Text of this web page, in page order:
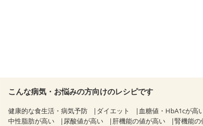
こんな病気・お悩みの方向けのレシピです
健康的な食生活・病気予防 ダイエット 血糖値・HbA1cが高
中性脂肪が高い
尿酸値が高い 肝機能の値が高い 腎機能の